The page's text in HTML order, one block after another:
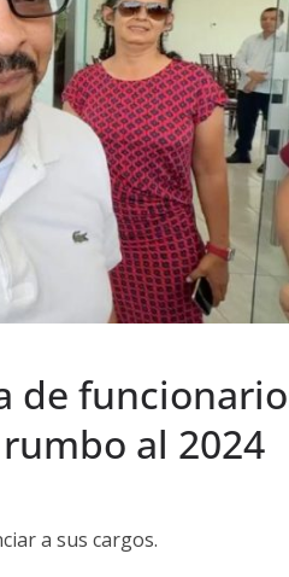
de
al 2024
a sus cargos.